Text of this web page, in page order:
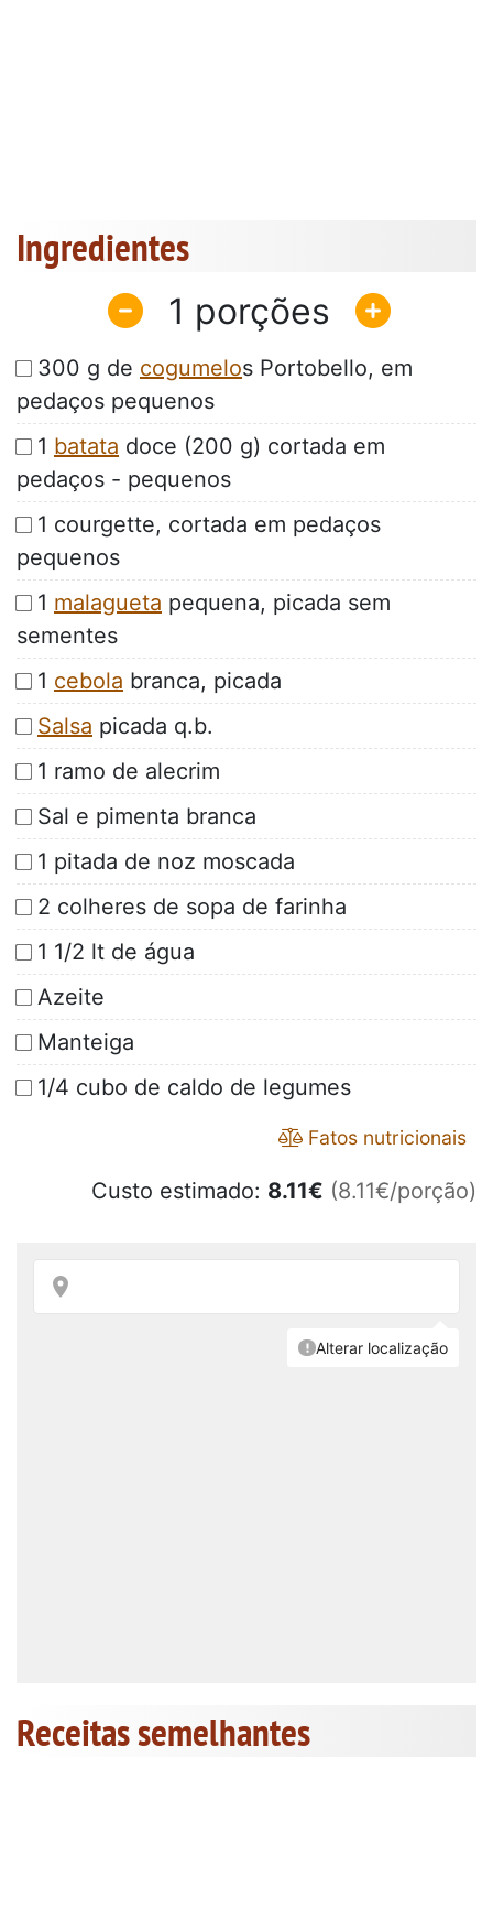
Ingredientes
1
300 g de cogumelos Portobello, em
pedaços pequenos
1 batata doce (200 g) cortada em
pedaços - pequenos
1 courgette, cortada em pedaços
pequenos
1 malagueta pequena, picada sem
sementes
1 cebola branca, picada
Salsa picada q.b.
1 ramo de alecrim
Sal e pimenta branca
1 pitada de noz moscada
2 colheres de sopa de farinha
1 1/2 lt de água
Azeite
Manteiga
1/4 cubo de caldo de legumes
Fatos nutricionais
Custo estimado: 8.11€ (8.11€/porção)
Receitas semelhantes